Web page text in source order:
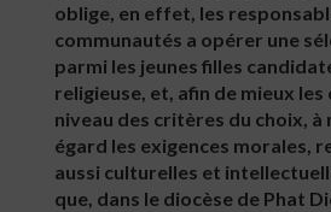
oblige, en effet, les
communautés a opérer une
parmi les jeunes filles
religieuse, et, afin de mieux les
niveau des critères du choix,
égard les exigences morales,
aussi culturelles et
que, dans le diocèse de Phat